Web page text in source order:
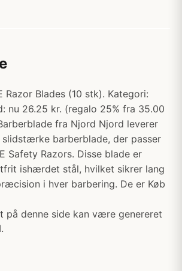
Razor Blades (10 stk). Kategori:
nu 26.25 kr. (regalo 25% fra 35.00
fra Njord Njord leverer
slidstærke barberblade, der passer
Safety Razors. Disse blade er
ishærdet stål, hvilket sikrer lang
i hver barbering. De er Køb
på denne side kan være genereret